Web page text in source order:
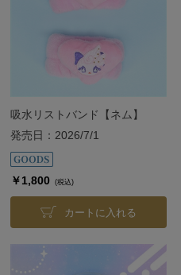
吸水リストバンド【ネム】
発売日：2026/7/1
￥1,800 (税込)
カートに入れる